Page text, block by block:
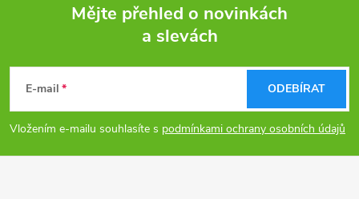
p
a
Mějte přehled o novinkách
a slevách
E-mail
Vložením e-mailu souhlasíte s podmínkami ochrany osobních údajů
ODEBÍRAT